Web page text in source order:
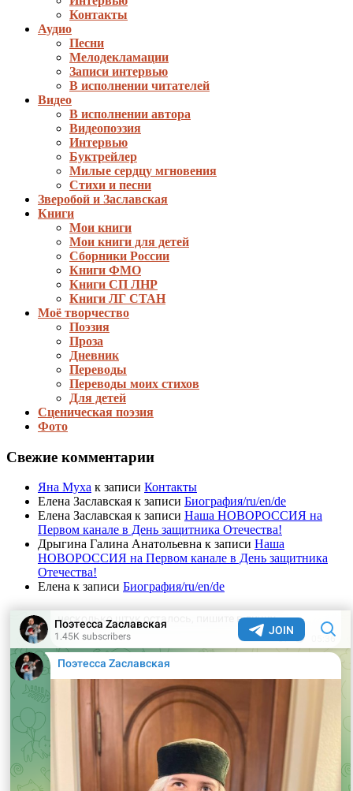
Контакты
Аудио
Песни
Мелодекламации
Записи интервью
В исполнении читателей
Видео
В исполнении автора
Видеопоэзия
Интервью
Буктрейлер
Милые сердцу мгновения
Стихи и песни
Зверобой и Заславская
Книги
Мои книги
Мои книги для детей
Сборники России
Книги ФМО
Книги СП ЛНР
Книги ЛГ СТАН
Моё творчество
Поэзия
Проза
Дневник
Переводы
Переводы моих стихов
Для детей
Сценическая поэзия
Фото
Свежие комментарии
Яна Муха к записи Контакты
Елена Заславская к записи Биография/ru/en/de
Елена Заславская к записи Наша НОВОРОССИЯ на
Первом канале в День защитника Отечества!
Дрыгина Галина Анатольевна к записи Наша
НОВОРОССИЯ на Первом канале в День защитника
Отечества!
Елена к записи Биография/ru/en/de